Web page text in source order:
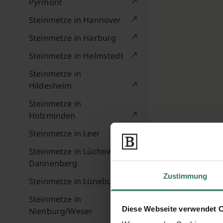
Zustimmung
Diese Webseite verwendet
Steinmetze in Hannover
Steinmetze in Harburg
Steinmetze in Helmstedt
Steinmetze in
Hildesheim
Steinmetze in
Holzminden
Steinmetze in Leer
Steinmetze in Lüchow-
Dannenberg
Steinmetze in Lüneburg
Steinmetze in
Nienburg/Weser